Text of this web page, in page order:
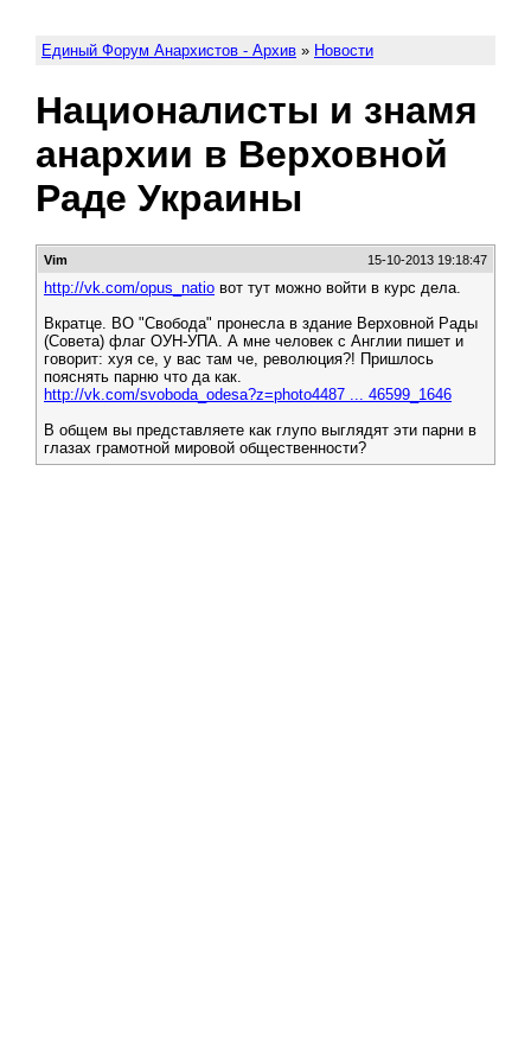
Единый Форум Анархистов - Архив » Новости
Националисты и знамя
анархии в Верховной
Раде Украины
Vim 15-10-2013 19:18:47
http://vk.com/opus_natio вот тут можно войти в курс дела.
Вкратце. ВО "Свобода" пронесла в здание Верховной Рады
(Совета) флаг ОУН-УПА. А мне человек с Англии пишет и
говорит: хуя се, у вас там че, революция?! Пришлось
пояснять парню что да как.
http://vk.com/svoboda_odesa?z=photo4487 ... 46599_1646
В общем вы представляете как глупо выглядят эти парни в
глазах грамотной мировой общественности?